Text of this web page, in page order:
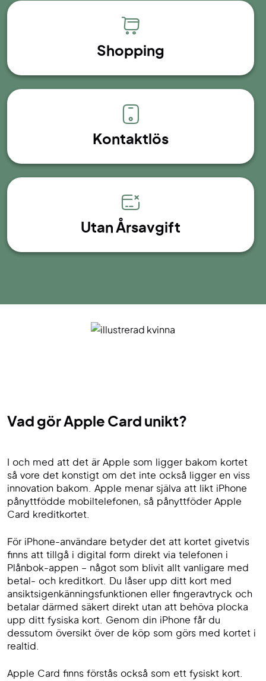
Shopping
Kontaktlös
Utan Årsavgift
Vad gör Apple Card unikt?
I och med att det är Apple som ligger bakom kortet
så vore det konstigt om det inte också ligger en viss
innovation bakom. Apple menar själva att likt iPhone
pånyttfödde mobiltelefonen, så pånyttföder Apple
Card kreditkortet.
För iPhone-användare betyder det att kortet givetvis
finns att tillgå i digital form direkt via telefonen i
Plånbok-appen – något som blivit allt vanligare med
betal- och kreditkort. Du låser upp ditt kort med
ansiktsigenkänningsfunktionen eller fingeravtryck och
betalar därmed säkert direkt utan att behöva plocka
upp ditt fysiska kort. Genom din iPhone får du
dessutom översikt över de köp som görs med kortet i
realtid.
Apple Card finns förstås också som ett fysiskt kort.